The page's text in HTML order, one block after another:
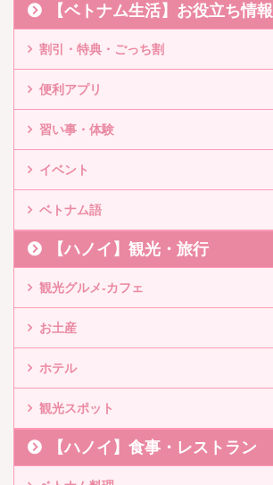
【ベトナム生活】お役立ち情報
割引・特典・ごっち割
便利アプリ
習い事・体験
イベント
ベトナム語
【ハノイ】観光・旅行
観光グルメ-カフェ
お土産
ホテル
観光スポット
【ハノイ】食事・レストラン